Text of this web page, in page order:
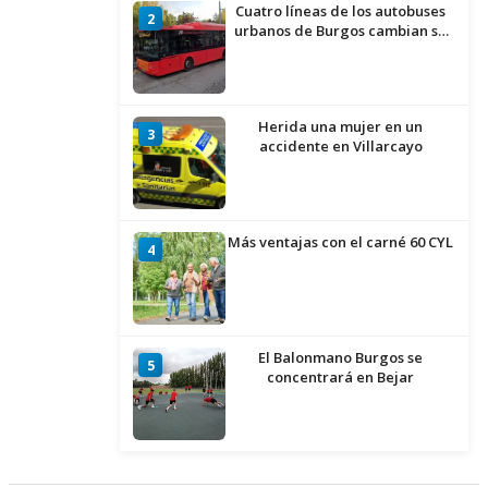
2
Cuatro líneas de los autobuses
urbanos de Burgos cambian su
3
Herida una mujer en un
accidente en Villarcayo
4 Más ventajas con el carné 60 CYL
5
El Balonmano Burgos se
concentrará en Bejar